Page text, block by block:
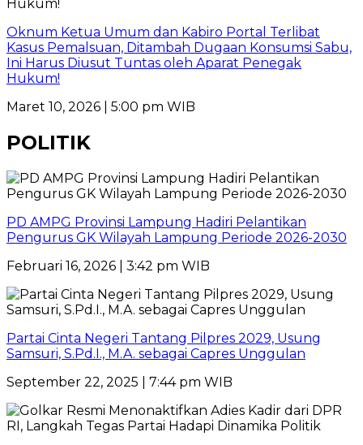
Oknum Ketua Umum dan Kabiro Portal Terlibat
Kasus Pemalsuan, Ditambah Dugaan Konsumsi Sabu,
Ini Harus Diusut Tuntas oleh Aparat Penegak
Hukum!
Maret 10, 2026 | 5:00 pm WIB
POLITIK
PD AMPG Provinsi Lampung Hadiri Pelantikan
Pengurus GK Wilayah Lampung Periode 2026-2030
Februari 16, 2026 | 3:42 pm WIB
Partai Cinta Negeri Tantang Pilpres 2029, Usung
Samsuri, S.Pd.I., M.A. sebagai Capres Unggulan
September 22, 2025 | 7:44 pm WIB